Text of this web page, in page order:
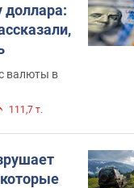
доллара:
валюты в
111,7 т.